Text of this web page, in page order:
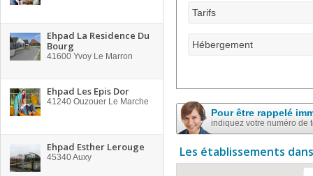
Ehpad La Residence Du
Bourg
41600 Yvoy Le Marron
Ehpad Les Epis Dor
41240 Ouzouer Le Marche
Ehpad Esther Lerouge
45340Auxy
Tarifs
Hébergement
Pour être rappelé
indiquez votre numéro de
Les établissements